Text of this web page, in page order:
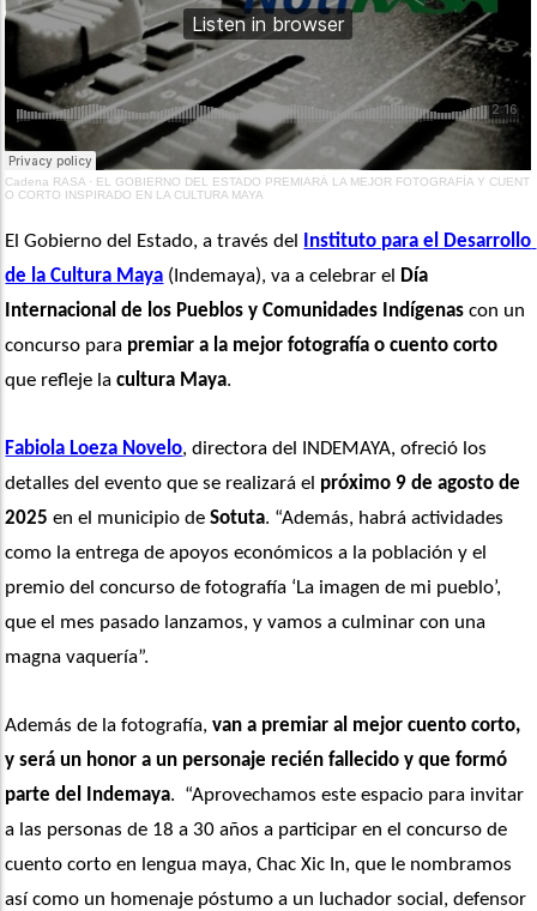
Cadena RASA · EL GOBIERNO DEL ESTADO PREMIARÁ LA MEJOR FOTOGRAFÍA Y CUENT
O CORTO INSPIRADO EN LA CULTURA MAYA
El Gobierno del Estado, a través del Instituto para el Desarrollo
de la Cultura Maya (Indemaya), va a celebrar el Día
Internacional de los Pueblos y Comunidades Indígenas con un
concurso para premiar a la mejor fotografía o cuento corto
que refleje la cultura Maya.
Fabiola Loeza Novelo, directora del INDEMAYA, ofreció los
detalles del evento que se realizará el próximo 9 de agosto de
2025 en el municipio de Sotuta. “Además, habrá actividades
como la entrega de apoyos económicos a la población y el
premio del concurso de fotografía ‘La imagen de mi pueblo’,
que el mes pasado lanzamos, y vamos a culminar con una
magna vaquería”.
Además de la fotografía, van a premiar al mejor cuento corto,
y será un honor a un personaje recién fallecido y que formó
parte del Indemaya.  “Aprovechamos este espacio para invitar
a las personas de 18 a 30 años a participar en el concurso de
cuento corto en lengua maya, Chac Xic In, que le nombramos
así como un homenaje póstumo a un luchador social, defensor